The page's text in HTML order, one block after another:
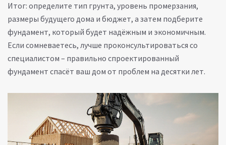
Итог: определите тип грунта, уровень промерзания,
размеры будущего дома и бюджет, а затем подберите
фундамент, который будет надёжным и экономичным.
Если сомневаетесь, лучше проконсультироваться со
специалистом – правильно спроектированный
фундамент спасёт ваш дом от проблем на десятки лет.